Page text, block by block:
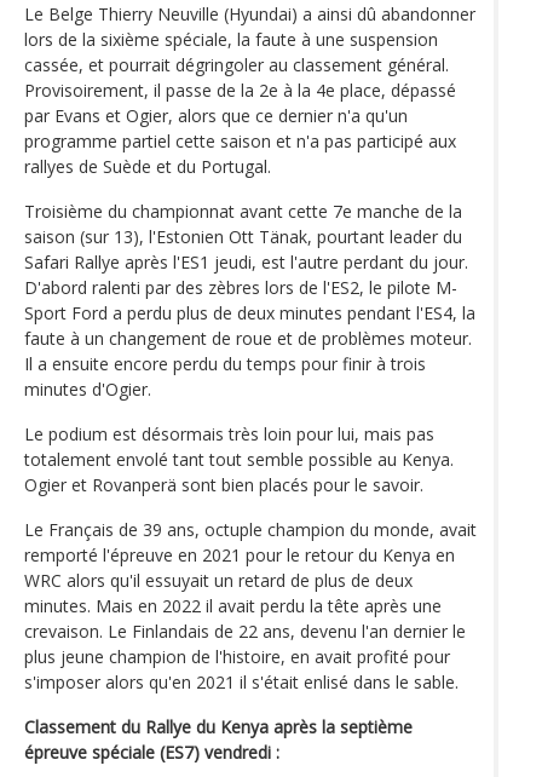
Le Belge Thierry Neuville (Hyundai) a ainsi dû abandonner
lors de la sixième spéciale, la faute à une suspension
cassée, et pourrait dégringoler au classement général.
Provisoirement, il passe de la 2e à la 4e place, dépassé
par Evans et Ogier, alors que ce dernier n'a qu'un
programme partiel cette saison et n'a pas participé aux
rallyes de Suède et du Portugal.
Troisième du championnat avant cette 7e manche de la
saison (sur 13), l'Estonien Ott Tänak, pourtant leader du
Safari Rallye après l'ES1 jeudi, est l'autre perdant du jour.
D'abord ralenti par des zèbres lors de l'ES2, le pilote M-
Sport Ford a perdu plus de deux minutes pendant l'ES4, la
faute à un changement de roue et de problèmes moteur.
Il a ensuite encore perdu du temps pour finir à trois
minutes d'Ogier.
Le podium est désormais très loin pour lui, mais pas
totalement envolé tant tout semble possible au Kenya.
Ogier et Rovanperä sont bien placés pour le savoir.
Le Français de 39 ans, octuple champion du monde, avait
remporté l'épreuve en 2021 pour le retour du Kenya en
WRC alors qu'il essuyait un retard de plus de deux
minutes. Mais en 2022 il avait perdu la tête après une
crevaison. Le Finlandais de 22 ans, devenu l'an dernier le
plus jeune champion de l'histoire, en avait profité pour
s'imposer alors qu'en 2021 il s'était enlisé dans le sable.
Classement du Rallye du Kenya après la septième
épreuve spéciale (ES7) vendredi :